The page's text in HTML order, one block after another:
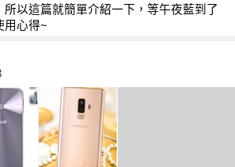
以這篇就簡單介紹一下，等午夜藍到了
用心得~